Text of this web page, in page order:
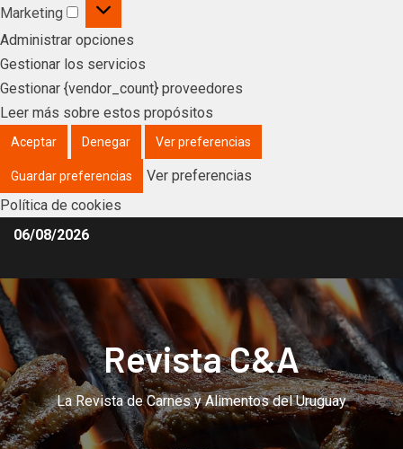
Marketing
Administrar opciones
Gestionar los servicios
Gestionar {vendor_count} proveedores
Leer más sobre estos propósitos
Aceptar Denegar Ver preferencias
Guardar preferencias
Ver preferencias
Política de cookies
06/08/2026
Revista C&A
La Revista de Carnes y Alimentos del Uruguay